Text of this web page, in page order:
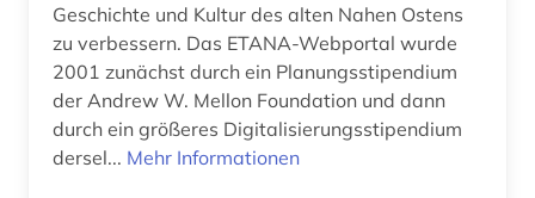
braunschweig (1)
brief (1)
british academy (1)
bronze (1)
Osteuropa (2)
Ostmitteleuropa (2)
Portugal (1)
Geschichte und Kultur des alten Nahen Ostens
zu verbessern. Das ETANA-Webportal wurde
2001 zunächst durch ein Planungsstipendium
der Andrew W. Mellon Foundation und dann
durch ein größeres Digitalisierungsstipendium
dersel... Mehr Informationen